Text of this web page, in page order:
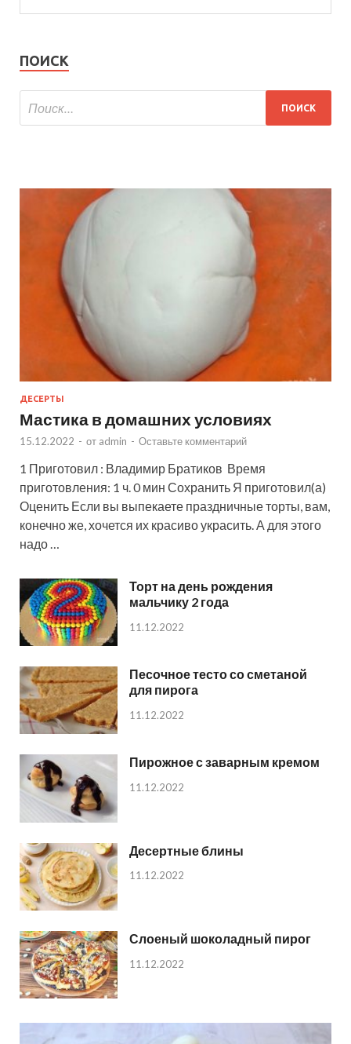
ПОИСК
ДЕСЕРТЫ
Мастика в домашних условиях
15.12.2022 - от admin - Оставьте комментарий
1 Приготовил : Владимир Братиков Время
приготовления: 1 ч. 0 мин Сохранить Я приготовил(а)
Оценить Если вы выпекаете праздничные торты, вам,
конечно же, хочется их красиво украсить. А для этого
надо …
Торт на день рождения
мальчику 2 года
11.12.2022
Песочное тесто со сметаной
для пирога
11.12.2022
Пирожное с заварным кремом
11.12.2022
Десертные блины
11.12.2022
Слоеный шоколадный пирог
11.12.2022